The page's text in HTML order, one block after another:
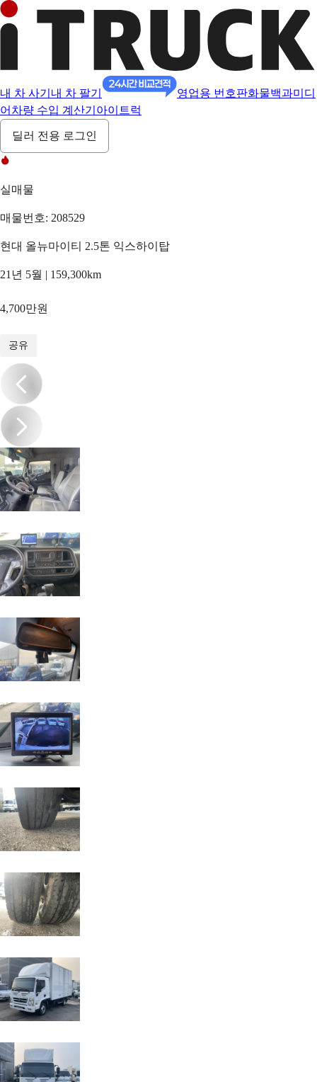
내 차 사기 내 차 팔기 영업용 번호판화물백과미디
어 차량 수입 계산기 아이트럭
딜러 전용 로그인
실매물
매물번호: 208529
현대 올뉴마이티 2.5톤 익스하이탑
21년 5월 | 159,300km
4,700만원
공유
/16